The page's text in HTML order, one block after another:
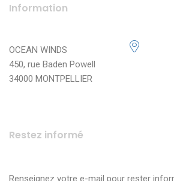
Information
OCEAN WINDS
450, rue Baden Powell
34000 MONTPELLIER
Restez informé
Renseignez votre e-mail pour rester